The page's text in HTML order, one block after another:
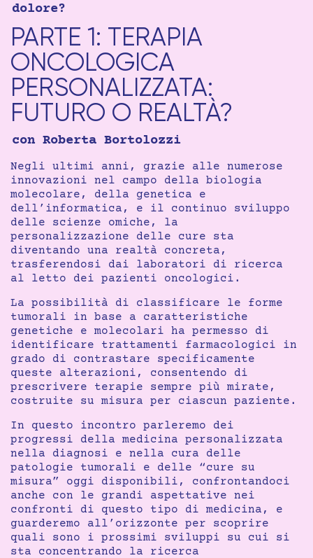
dolore?
PARTE 1: TERAPIA
ONCOLOGICA
PERSONALIZZATA:
FUTURO O REALTÀ?
con Roberta Bortolozzi
Negli ultimi anni, grazie alle numerose
innovazioni nel campo della biologia
molecolare, della genetica e
dell’informatica, e il continuo sviluppo
delle scienze omiche, la
personalizzazione delle cure sta
diventando una realtà concreta,
trasferendosi dai laboratori di ricerca
al letto dei pazienti oncologici.
La possibilità di classificare le forme
tumorali in base a caratteristiche
genetiche e molecolari ha permesso di
identificare trattamenti farmacologici in
grado di contrastare specificamente
queste alterazioni, consentendo di
prescrivere terapie sempre più mirate,
costruite su misura per ciascun paziente.
In questo incontro parleremo dei
progressi della medicina personalizzata
nella diagnosi e nella cura delle
patologie tumorali e delle “cure su
misura” oggi disponibili, confrontandoci
anche con le grandi aspettative nei
confronti di questo tipo di medicina, e
guarderemo all’orizzonte per scoprire
quali sono i prossimi sviluppi su cui si
sta concentrando la ricerca